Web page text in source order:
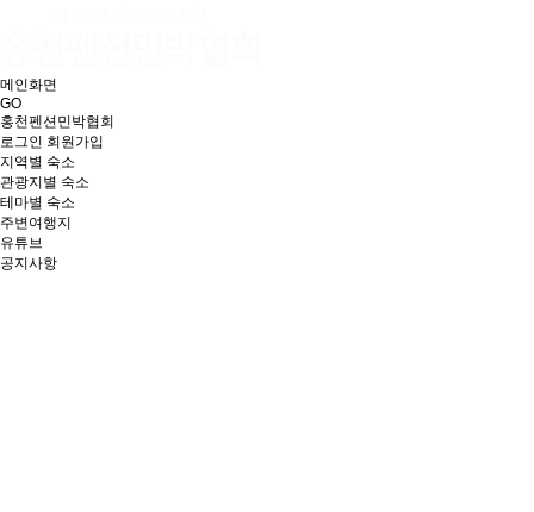
메인화면
GO
홍천펜션민박협회
로그인 회원가입
지역별 숙소
관광지별 숙소
테마별 숙소
주변여행지
유튜브
공지사항